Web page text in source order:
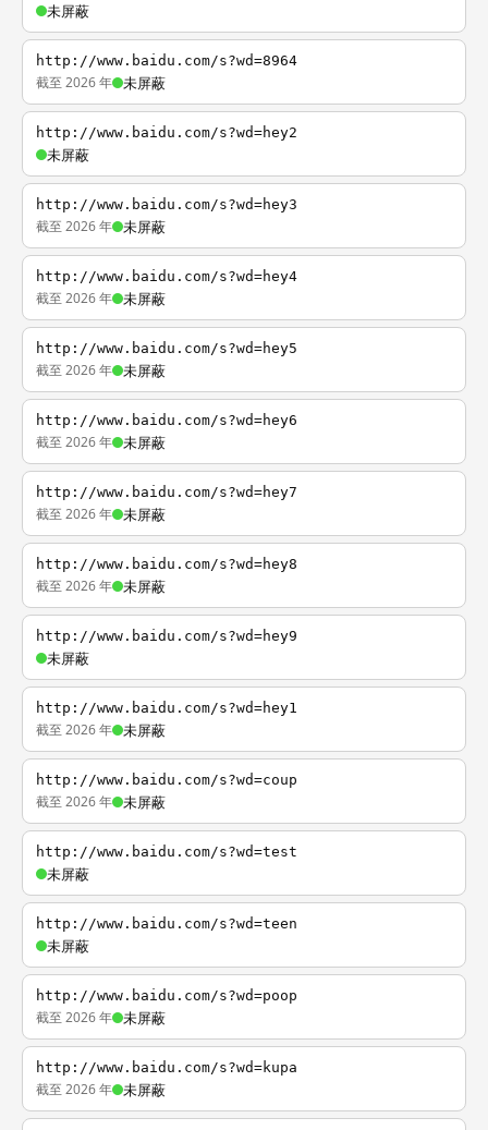
未屏蔽
http://www.baidu.com/s?wd=8964
截至 2026 年 未屏蔽
http://www.baidu.com/s?wd=hey2
未屏蔽
http://www.baidu.com/s?wd=hey3
截至 2026 年 未屏蔽
http://www.baidu.com/s?wd=hey4
截至 2026 年 未屏蔽
http://www.baidu.com/s?wd=hey5
截至 2026 年 未屏蔽
http://www.baidu.com/s?wd=hey6
截至 2026 年 未屏蔽
http://www.baidu.com/s?wd=hey7
截至 2026 年 未屏蔽
http://www.baidu.com/s?wd=hey8
截至 2026 年 未屏蔽
http://www.baidu.com/s?wd=hey9
未屏蔽
http://www.baidu.com/s?wd=hey1
截至 2026 年 未屏蔽
http://www.baidu.com/s?wd=coup
截至 2026 年 未屏蔽
http://www.baidu.com/s?wd=test
未屏蔽
http://www.baidu.com/s?wd=teen
未屏蔽
http://www.baidu.com/s?wd=poop
截至 2026 年 未屏蔽
http://www.baidu.com/s?wd=kupa
截至 2026 年 未屏蔽